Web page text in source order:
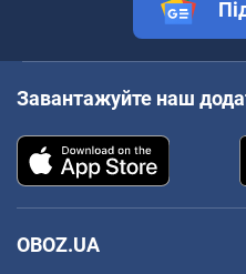
Завантажуйте наш
OBOZ.UA